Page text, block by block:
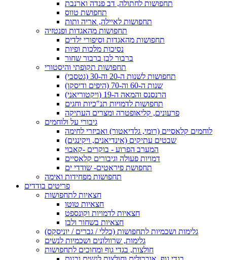
תחפושות לחתולה, דב פנדה וארנבת
תחפושת טווס
תחפושות לאיילה, אריה ותות
תחפושות מהאגדות ופנטזיה
תחפושות מהאגדות וסיפורי ילדים
נסיכות מלכות ופיות
ברבור לבן ברבור שחור
תחפושות תקופתי והיסטורי
תחפושות לשנות ה-20 וה-30 (גטסבי)
שנות ה-60 וה-70 (היפים ודיסקו)
הרנסנס והמאה ה-19 (ויקטוריאני)
תחפושות לדמויות תנ"כיות וחגים
פרעונים, קליאופטרה ומצרים העתיקה
גיבורי על ולוחמים
לוחמים קלאסיים (רומי, גלדיאטור) ואביזרי לחימה
שבטים עתיקים (אינדיאנים, ויקינגים)
המערב הפרוע - בוקרים -קאבוי
דמויות פעולה וגיבורים קלאסיים
תחפושת פיראטים- שודדי ים
תחפושות מפחידות ואימה
פריטים בודדים
חצאיות לתחפושות
חצאיות טוטו
חצאיות לדמויות וקונספט
חצאיות בשחור ולבן
גלימות ושכמיות לתחפושות (כללי / גברים / יוניסקס)
גלימות, שרוולונים ושכמיות לנשים
חולצות, בגדי גוף ומחוכים לתחפושות